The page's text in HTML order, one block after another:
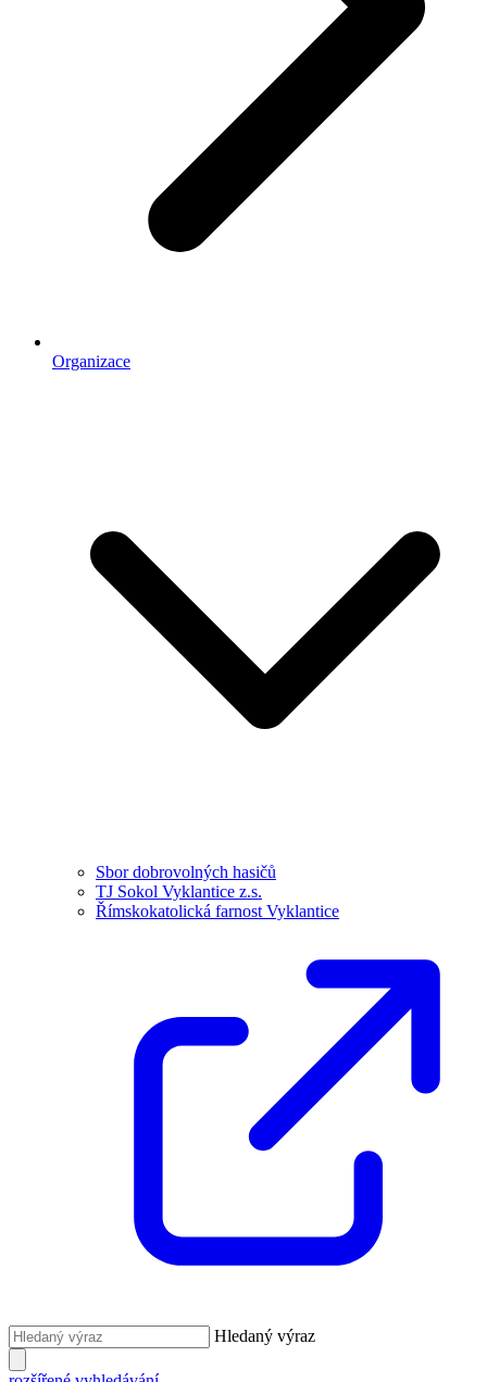
Organizace
Sbor dobrovolných hasičů
TJ Sokol Vyklantice z.s.
Římskokatolická farnost Vyklantice
Hledaný výraz